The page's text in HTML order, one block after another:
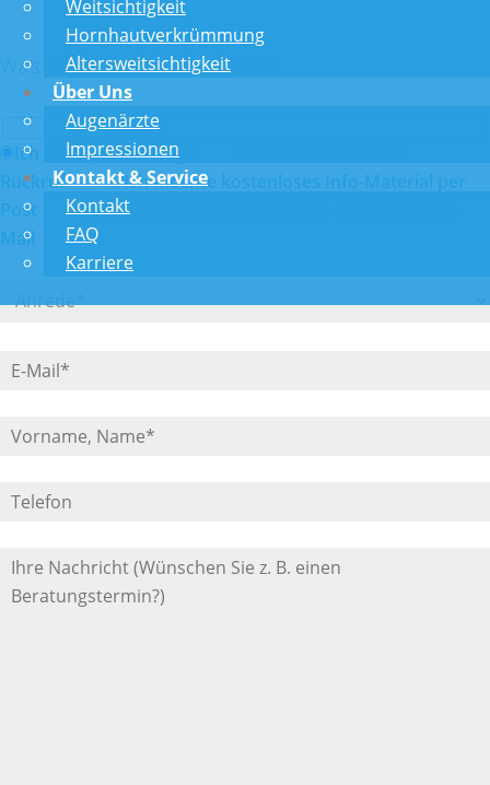
Weitsichtigkeit
Hornhautverkrümmung
Altersweitsichtigkeit
Über Uns
Augenärzte
Impressionen
Kontakt & Service
Kontakt
FAQ
Karriere
Was können wir für Sie tun?
Ich habe eine Anfrage
Rückruf
Ich möchte kostenloses Info-Material per
Post
Ich möchte kostenloses Info-Material per E-
Mail